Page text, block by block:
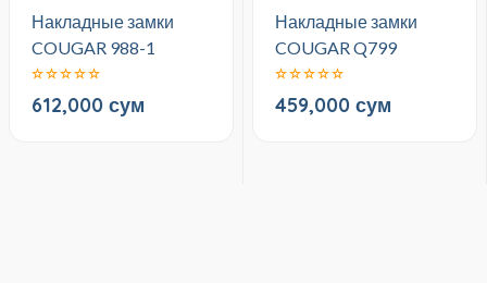
Накладные замки
COUGAR 988-1
612,000 сум
Накладные замки
COUGAR Q799
459,000 сум